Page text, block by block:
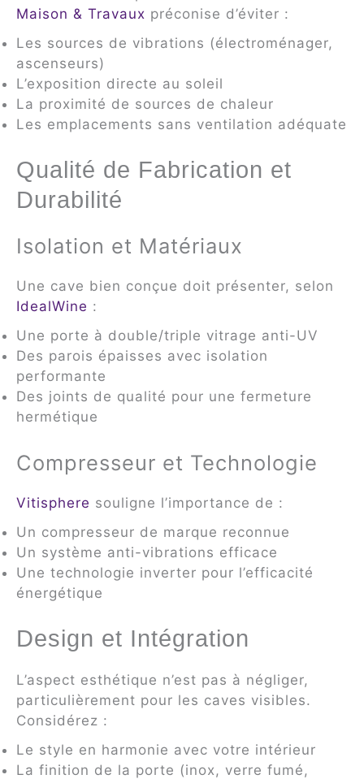
Maison & Travaux préconise d’éviter :
Les sources de vibrations (électroménager,
ascenseurs)
L’exposition directe au soleil
La proximité de sources de chaleur
Les emplacements sans ventilation adéquate
Qualité de Fabrication et
Durabilité
Isolation et Matériaux
Une cave bien conçue doit présenter, selon
IdealWine :
Une porte à double/triple vitrage anti-UV
Des parois épaisses avec isolation
performante
Des joints de qualité pour une fermeture
hermétique
Compresseur et Technologie
Vitisphere souligne l’importance de :
Un compresseur de marque reconnue
Un système anti-vibrations efficace
Une technologie inverter pour l’efficacité
énergétique
Design et Intégration
L’aspect esthétique n’est pas à négliger,
particulièrement pour les caves visibles.
Considérez :
Le style en harmonie avec votre intérieur
La finition de la porte (inox, verre fumé,